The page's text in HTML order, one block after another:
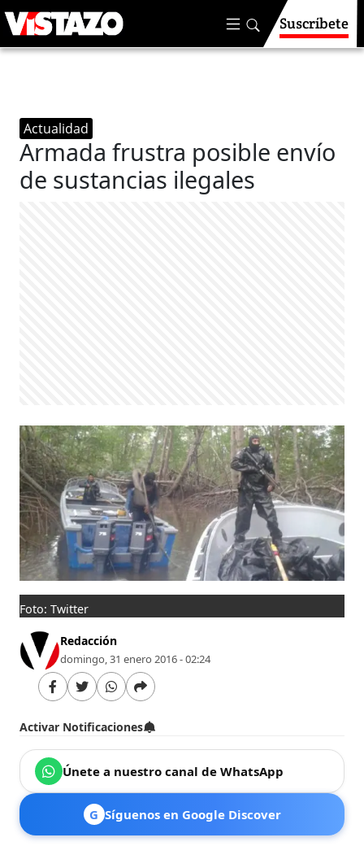
Suscríbete
Actualidad
Armada frustra posible envío
de sustancias ilegales
Foto: Twitter
Redacción
domingo, 31 enero 2016 - 02:24
Activar Notificaciones
Únete a nuestro canal de WhatsApp
G Síguenos en Google Discover